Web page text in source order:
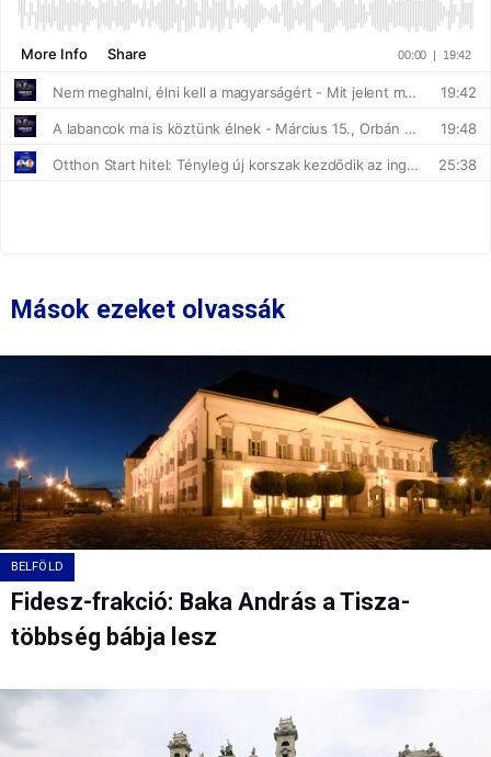
Mások ezeket olvassák
BELFÖLD
Fidesz-frakció: Baka András a Tisza-
többség bábja lesz